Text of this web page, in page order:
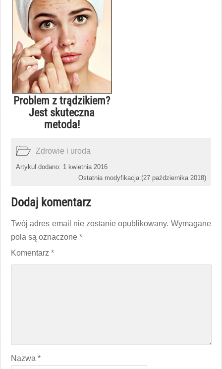
Problem z trądzikiem?
Jest skuteczna
metoda!
Zdrowie i uroda
Artykuł dodano: 1 kwietnia 2016
Ostatnia modyfikacja:(27 października 2018)
Dodaj komentarz
Twój adres email nie zostanie opublikowany. Wymagane
pola są oznaczone*
Komentarz*
Nazwa*